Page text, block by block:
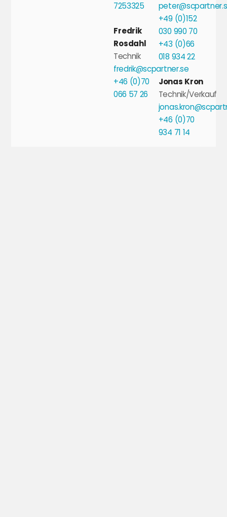
7253325
Fredrik
Rosdahl
Technik
fredrik@scpartner.se
+46 (0)70
066 57 26
+49 (0)152
030 990 70
+43 (0)66
018 934 22
Jonas Kron
Technik/Verkauf
+46 (0)70
934 71 14